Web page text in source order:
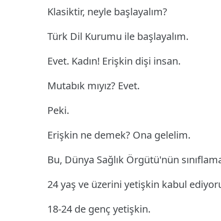
Klasiktir, neyle başlayalım?
Türk Dil Kurumu ile başlayalım.
Evet. Kadın! Erişkin dişi insan.
Mutabık mıyız? Evet.
Peki.
Erişkin ne demek? Ona gelelim.
Bu, Dünya Sağlık Örgütü'nün
24 yaş ve üzerini yetişkin kabul
18-24 de genç yetişkin.